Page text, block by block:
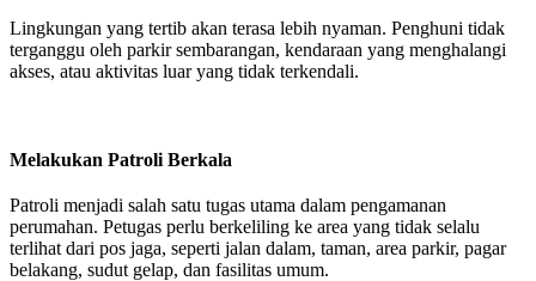
Lingkungan yang tertib akan terasa lebih nyaman. Penghuni tidak
terganggu oleh parkir sembarangan, kendaraan yang menghalangi
akses, atau aktivitas luar yang tidak terkendali.
Melakukan Patroli Berkala
Patroli menjadi salah satu tugas utama dalam pengamanan
perumahan. Petugas perlu berkeliling ke area yang tidak selalu
terlihat dari pos jaga, seperti jalan dalam, taman, area parkir, pagar
belakang, sudut gelap, dan fasilitas umum.